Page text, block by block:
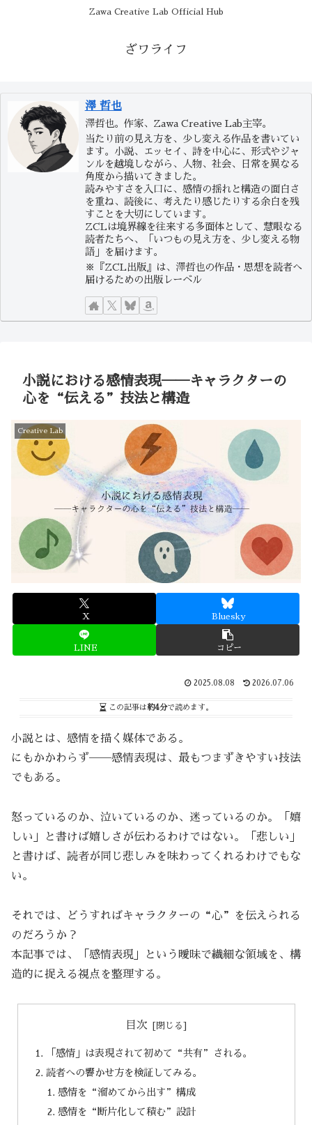
Zawa Creative Lab Official Hub
ざワライフ
澤 哲也
澤哲也。作家、Zawa Creative Lab主宰。
当たり前の見え方を、少し変える作品を書いてい
ます。小説、エッセイ、詩を中心に、形式やジャ
ンルを越境しながら、人物、社会、日常を異なる
角度から描いてきました。
読みやすさを入口に、感情の揺れと構造の面白さ
を重ね、読後に、考えたり感じたりする余白を残
すことを大切にしています。
ZCLは境界線を往来する多面体として、慧眼なる
読者たちへ、「いつもの見え方を、少し変える物
語」を届けます。
※『ZCL出版』は、澤哲也の作品・思想を読者へ
届けるための出版レーベル
小説における感情表現──キャラクターの
心を“伝える”技法と構造
Creative Lab
X Bluesky
LINE コピー
2025.08.08 2026.07.06
この記事は約4分で読めます。
小説とは、感情を描く媒体である。
にもかかわらず──感情表現は、最もつまずきやすい技法
でもある。
怒っているのか、泣いているのか、迷っているのか。「嬉
しい」と書けば嬉しさが伝わるわけではない。「悲しい」
と書けば、読者が同じ悲しみを味わってくれるわけでもな
い。
それでは、どうすればキャラクターの“心”を伝えられる
のだろうか？
本記事では、「感情表現」という曖昧で繊細な領域を、構
造的に捉える視点を整理する。
目次
「感情」は表現されて初めて“共有”される。
読者への響かせ方を検証してみる。
感情を“溜めてから出す”構成
感情を“断片化して積む”設計